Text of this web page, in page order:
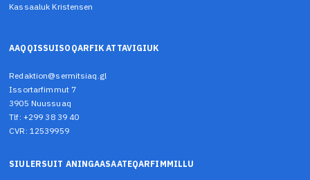
Kassaaluk Kristensen
AAQQISSUISOQARFIK ATTAVIGIUK
Redaktion@sermitsiaq.gl
Issortarfimmut 7
3905 Nuussuaq
Tlf: +299 38 39 40
CVR: 12539959
SIULERSUIT ANINGAASAATEQARFIMMILLU